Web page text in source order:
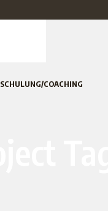
SCHULUNG/COACHING